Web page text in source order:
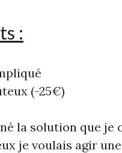
:
(-25€)
la solution que
je voulais agir